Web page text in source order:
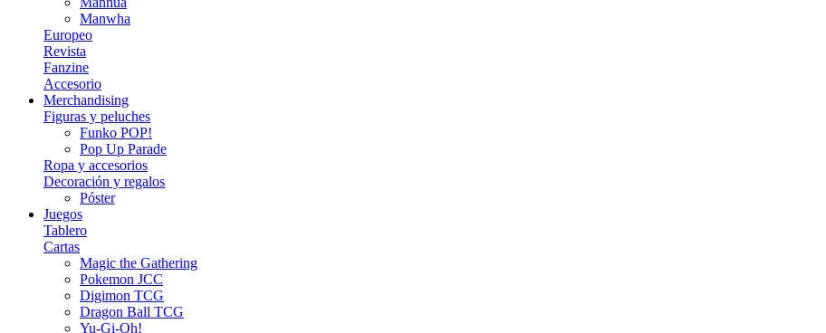
Manwha
Europeo
Revista
Fanzine
Accesorio
Merchandising
Figuras y peluches
Funko POP!
Pop Up Parade
Ropa y accesorios
Decoración y regalos
Póster
Juegos
Tablero
Cartas
Magic the Gathering
Pokemon JCC
Digimon TCG
Dragon Ball TCG
Yu-Gi-Oh!